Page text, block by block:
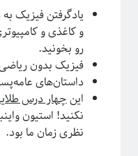
اخترفیزیک
انرژی تاریک
تحصیلات تکمیلی
درشت-دانه‌بندی
سیستم‌های
شبکه‌های پیچیده
یادگرفتن فیزیک
و کاغذی و
رو بخونید.
فیزیک بدون
داستان‌های
اینچهار درس
نکنید! استیون
نظری زمان ما بود.